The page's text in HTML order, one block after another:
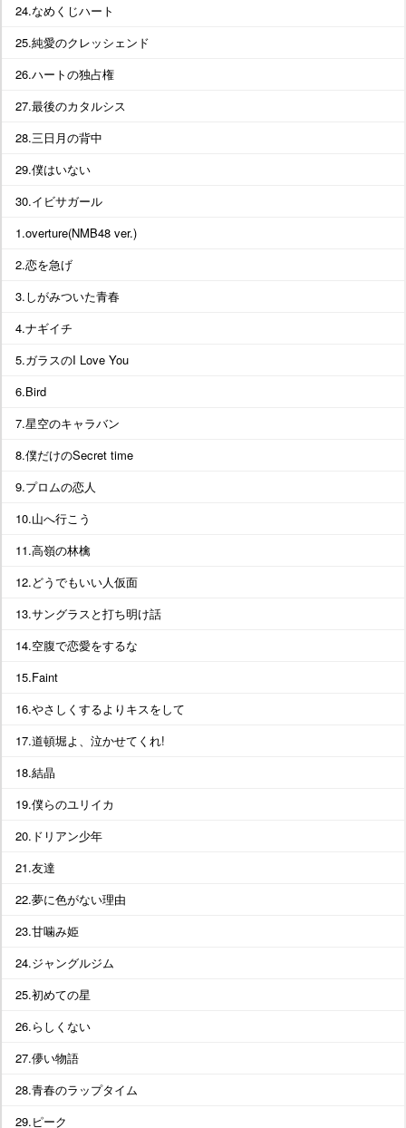
24.なめくじハート
25.純愛のクレッシェンド
26.ハートの独占権
27.最後のカタルシス
28.三日月の背中
29.僕はいない
30.イビサガール
1.overture(NMB48 ver.)
2.恋を急げ
3.しがみついた青春
4.ナギイチ
5.ガラスのI Love You
6.Bird
7.星空のキャラバン
8.僕だけのSecret time
9.プロムの恋人
10.山へ行こう
11.高嶺の林檎
12.どうでもいい人仮面
13.サングラスと打ち明け話
14.空腹で恋愛をするな
15.Faint
16.やさしくするよりキスをして
17.道頓堀よ、泣かせてくれ!
18.結晶
19.僕らのユリイカ
20.ドリアン少年
21.友達
22.夢に色がない理由
23.甘噛み姫
24.ジャングルジム
25.初めての星
26.らしくない
27.儚い物語
28.青春のラップタイム
29.ピーク